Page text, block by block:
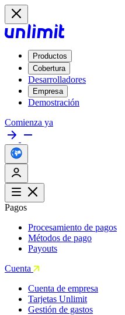
Productos
Cobertura
Desarrolladores
Empresa
Demostración
Comienza ya
Pagos
Procesamiento de pagos
Métodos de pago
Payouts
Cuenta
Cuenta de empresa
Tarjetas Unlimit
Gestión de gastos